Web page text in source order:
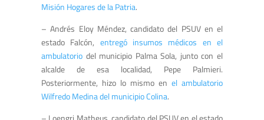
Misión Hogares de la Patria.
– Andrés Eloy Méndez, candidato del PSUV en el
estado Falcón, entregó insumos médicos en el
ambulatorio del municipio Palma Sola, junto con el
alcalde de esa localidad, Pepe Palmieri.
Posteriormente, hizo lo mismo en el ambulatorio
Wilfredo Medina del municipio Colina.